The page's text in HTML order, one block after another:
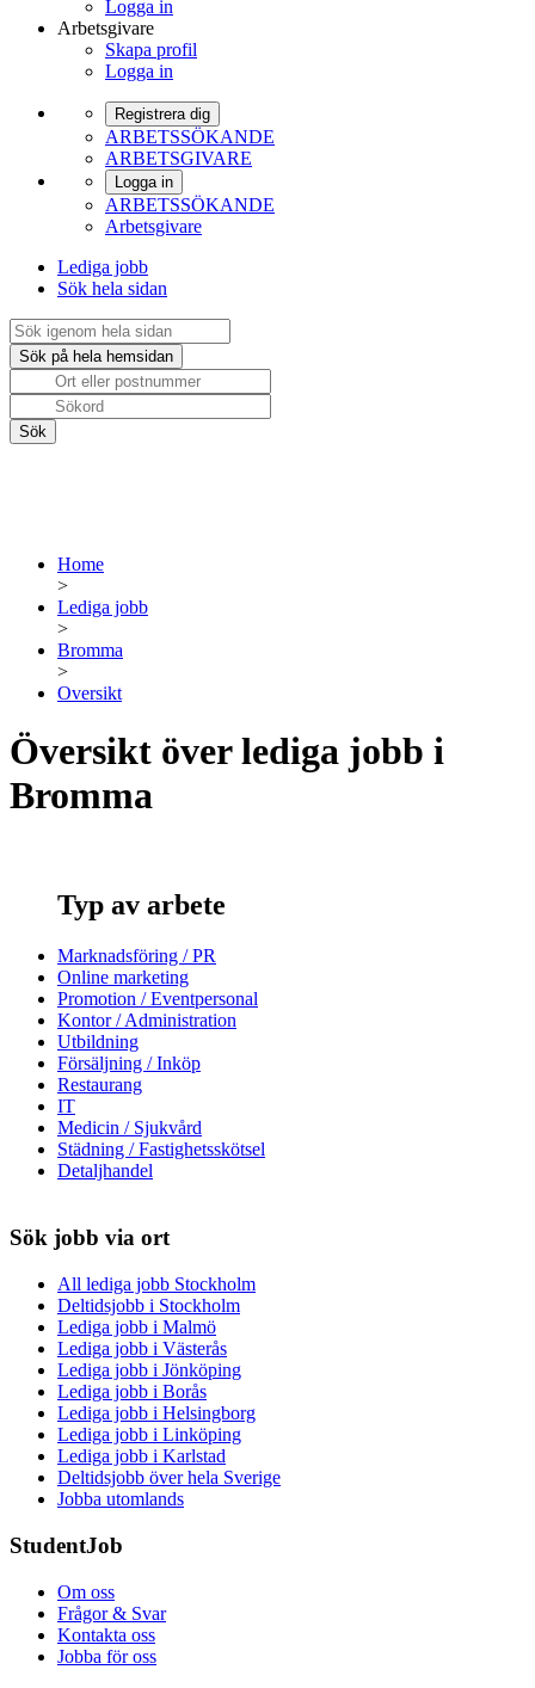
Logga in
Arbetsgivare
Skapa profil
Logga in
Registrera dig
ARBETSSÖKANDE
ARBETSGIVARE
Logga in
ARBETSSÖKANDE
Arbetsgivare
Lediga jobb
Sök hela sidan
Home
>
Lediga jobb
>
Bromma
>
Oversikt
Översikt över lediga jobb i
Bromma
Typ av arbete
Marknadsföring / PR
Online marketing
Promotion / Eventpersonal
Kontor / Administration
Utbildning
Försäljning / Inköp
Restaurang
IT
Medicin / Sjukvård
Städning / Fastighetsskötsel
Detaljhandel
Sök jobb via ort
All lediga jobb Stockholm
Deltidsjobb i Stockholm
Lediga jobb i Malmö
Lediga jobb i Västerås
Lediga jobb i Jönköping
Lediga jobb i Borås
Lediga jobb i Helsingborg
Lediga jobb i Linköping
Lediga jobb i Karlstad
Deltidsjobb över hela Sverige
Jobba utomlands
StudentJob
Om oss
Frågor & Svar
Kontakta oss
Jobba för oss